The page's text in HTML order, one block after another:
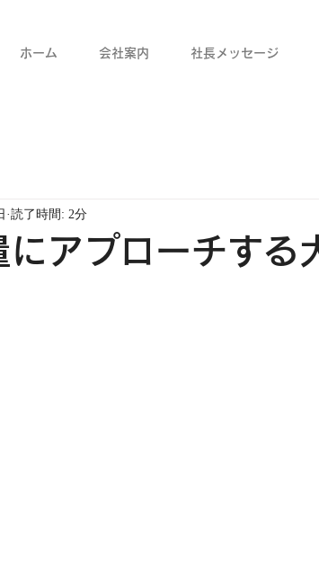
ホーム 会社案内 社長メッセージ
アプローチする
読了時間: 2分